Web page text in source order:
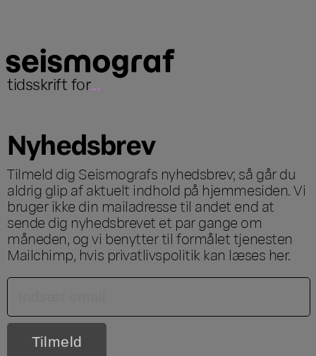
tidsskrift for...
Nyhedsbrev
Tilmeld dig Seismografs nyhedsbrev; så går du
aldrig glip af aktuelt indhold på hjemmesiden. Vi
bruger ikke din mailadresse til andet end at
sende dig nyhedsbrevet et par gange om
måneden, og vi benytter til formålet tjenesten
Mailchimp, hvis privatlivspolitik kan læses her.